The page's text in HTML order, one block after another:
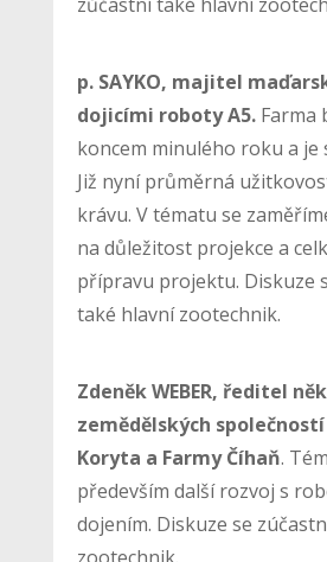
p. SAYKO, majitel
dojicími roboty A5.Farma
koncem minulého roku a je
Již nyní průměrná
krávu. V tématu se
na důležitost projekce a
přípravu projektu. Diskuze
také hlavní zootechnik.
Zdeněk WEBER, ředitel
zemědělských
Koryta a Farmy Číhaň.
především další rozvoj s
dojením. Diskuze se